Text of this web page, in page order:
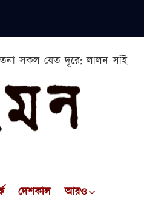
সকল যেত দূরে: লালন সাঁই
দেশকাল আরও